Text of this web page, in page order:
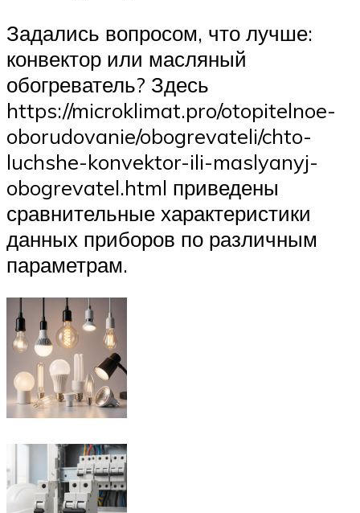
Задались вопросом, что лучше:
конвектор или масляный
обогреватель? Здесь
https://microklimat.pro/otopitelnoe-
oborudovanie/obogrevateli/chto-
luchshe-konvektor-ili-maslyanyj-
obogrevatel.html приведены
сравнительные характеристики
данных приборов по различным
параметрам.